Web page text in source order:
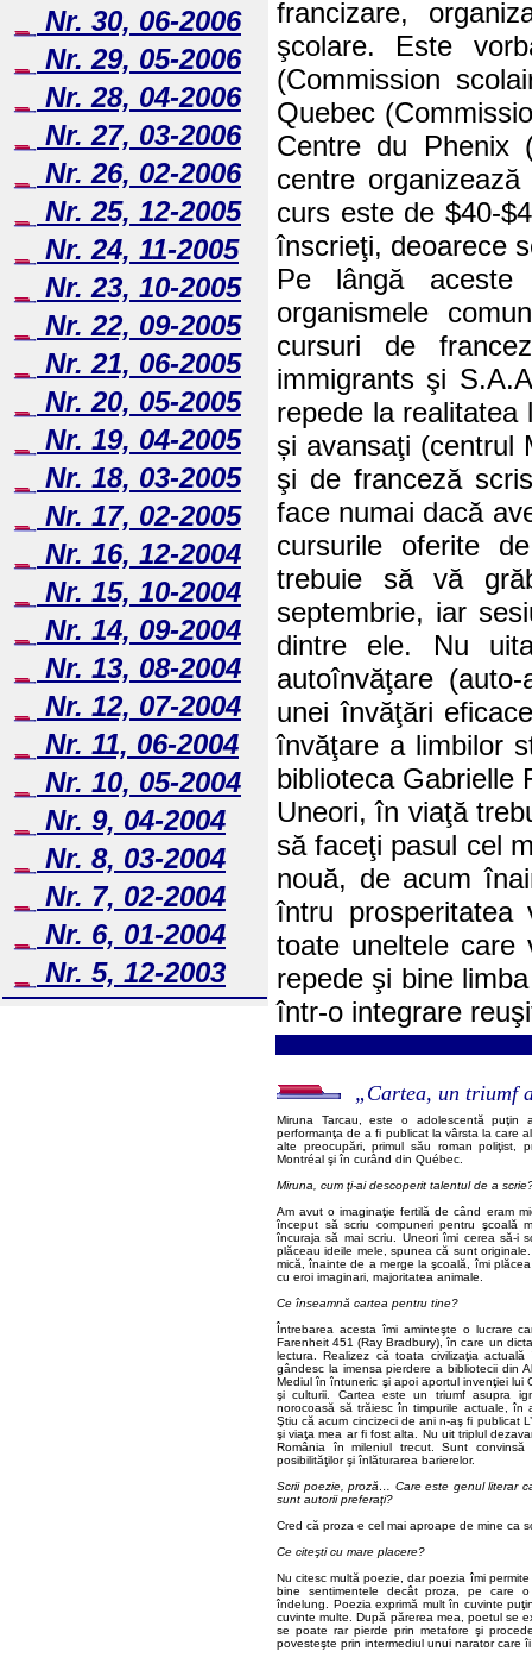
Nr. 30, 06-2006
Nr. 29, 05-2006
Nr. 28, 04-2006
Nr. 27, 03-2006
Nr. 26, 02-2006
Nr. 25, 12-2005
Nr. 24, 11-2005
Nr. 23, 10-2005
Nr. 22, 09-2005
Nr. 21, 06-2005
Nr. 20, 05-2005
Nr. 19, 04-2005
Nr. 18, 03-2005
Nr. 17, 02-2005
Nr. 16, 12-2004
Nr. 15, 10-2004
Nr. 14, 09-2004
Nr. 13, 08-2004
Nr. 12, 07-2004
Nr. 11, 06-2004
Nr. 10, 05-2004
Nr. 9, 04-2004
Nr. 8, 03-2004
Nr. 7, 02-2004
Nr. 6, 01-2004
Nr. 5, 12-2003
francizare,
şcolare. Este
(Commission
Quebec
Centre du Phenix
centre
curs este de $40-
înscrieţi, deoarece
Pe lângă aceste
organismele
cursuri de
immigrants şi
repede la realitatea
și avansaţi (centrul
şi de franceză
face numai dacă
cursurile oferite
trebuie să vă
septembrie, iar
dintre ele. Nu
autoînvăţare
unei învăţări
învăţare a limbilor
biblioteca Gabrielle
Uneori, în viaţă
să faceţi pasul cel
nouă, de acum
întru
toate uneltele
repede şi bine
într-o integrare
„Cartea, un triumf
Miruna Tarcau, este o adolescentă
performanţa de a fi publicat la vârsta la care
alte preocupări, primul său roman poliţist,
Montréal şi în curând din Québec.
Miruna, cum ţi-ai descoperit talentul de a
Am avut o imaginaţie fertilă de când eram
început să scriu compuneri pentru şcoală
încuraja să mai scriu. Uneori îmi cerea să-i
plăceau ideile mele, spunea că sunt
mică, înainte de a merge la şcoală, îmi
cu eroi imaginari, majoritatea animale.
Ce înseamnă cartea pentru tine?
Întrebarea acesta îmi aminteşte o lucrare
Farenheit 451 (Ray Bradbury), în care un
lectura. Realizez că toata civilizaţia
gândesc la imensa pierdere a bibliotecii din
Mediul în întuneric şi apoi aportul invenţiei lui
şi culturii. Cartea este un triumf asupra
norocoasă să trăiesc în timpurile actuale, în
Ştiu că acum cincizeci de ani n-aş fi publicat
şi viaţa mea ar fi fost alta. Nu uit triplul
România în mileniul trecut. Sunt
posibilităţilor şi înlăturarea barierelor.
Scrii poezie, proză… Care este genul literar
sunt autorii preferaţi?
Cred că proza e cel mai aproape de mine ca
Ce citeşti cu mare placere?
Nu citesc multă poezie, dar poezia îmi
bine sentimentele decât proza, pe care
îndelung. Poezia exprimă mult în cuvinte
cuvinte multe. După părerea mea, poetul se
se poate rar pierde prin metafore şi
povesteşte prin intermediul unui narator care